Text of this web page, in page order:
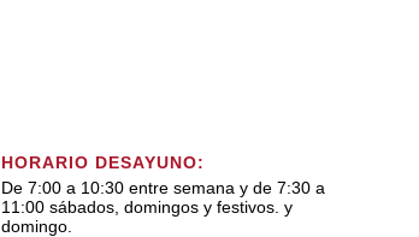
HORARIO DESAYUNO:
De 7:00 a 10:30 entre semana y de 7:30 a
11:00 sábados, domingos y festivos. y
domingo.